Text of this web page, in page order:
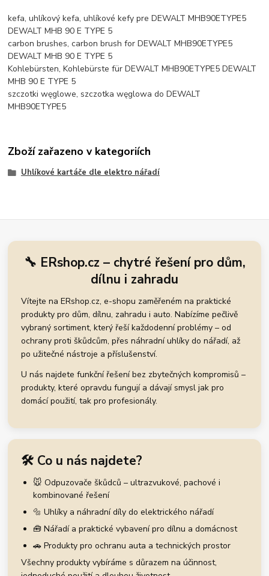
kefa, uhlíkový kefa, uhlíkové kefy pre DEWALT MHB90ETYPE5
DEWALT MHB 90 E TYPE 5
carbon brushes, carbon brush for DEWALT MHB90ETYPE5
DEWALT MHB 90 E TYPE 5
Kohlebürsten, Kohlebürste für DEWALT MHB90ETYPE5 DEWALT
MHB 90 E TYPE 5
szczotki węglowe, szczotka węglowa do DEWALT
MHB90ETYPE5
Zboží zařazeno v kategoriích
Uhlíkové kartáče dle elektro nářadí
🔧 ERshop.cz – chytré řešení pro dům,
dílnu i zahradu
Vítejte na ERshop.cz, e-shopu zaměřeném na praktické
produkty pro dům, dílnu, zahradu i auto. Nabízíme pečlivě
vybraný sortiment, který řeší každodenní problémy – od
ochrany proti škůdcům, přes náhradní uhlíky do nářadí, až
po užitečné nástroje a příslušenství.
U nás najdete funkční řešení bez zbytečných kompromisů –
produkty, které opravdu fungují a dávají smysl jak pro
domácí použití, tak pro profesionály.
🛠️ Co u nás najdete?
🐭 Odpuzovače škůdců – ultrazvukové, pachové i
kombinované řešení
🔩 Uhlíky a náhradní díly do elektrického nářadí
🧰 Nářadí a praktické vybavení pro dílnu a domácnost
🚗 Produkty pro ochranu auta a technických prostor
Všechny produkty vybíráme s důrazem na účinnost,